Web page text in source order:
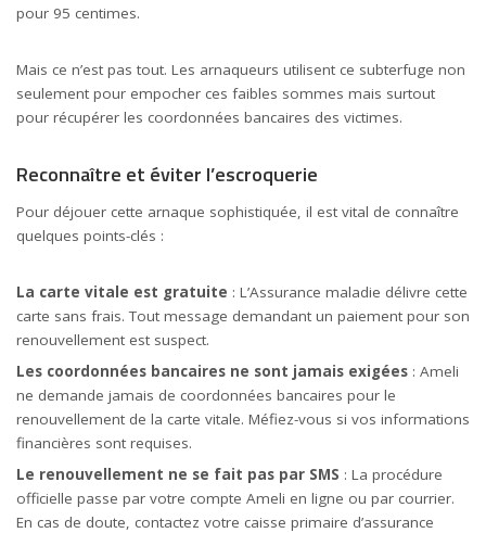
pour 95 centimes.
Mais ce n’est pas tout. Les arnaqueurs utilisent ce subterfuge non
seulement pour empocher ces faibles sommes mais surtout
pour récupérer les coordonnées bancaires des victimes.
Reconnaître et éviter l’escroquerie
Pour déjouer cette arnaque sophistiquée, il est vital de connaître
quelques points-clés :
La carte vitale est gratuite : L’Assurance maladie délivre cette
carte sans frais. Tout message demandant un paiement pour son
renouvellement est suspect.
Les coordonnées bancaires ne sont jamais exigées : Ameli
ne demande jamais de coordonnées bancaires pour le
renouvellement de la carte vitale. Méfiez-vous si vos informations
financières sont requises.
Le renouvellement ne se fait pas par SMS : La procédure
officielle passe par votre compte Ameli en ligne ou par courrier.
En cas de doute, contactez votre caisse primaire d’assurance